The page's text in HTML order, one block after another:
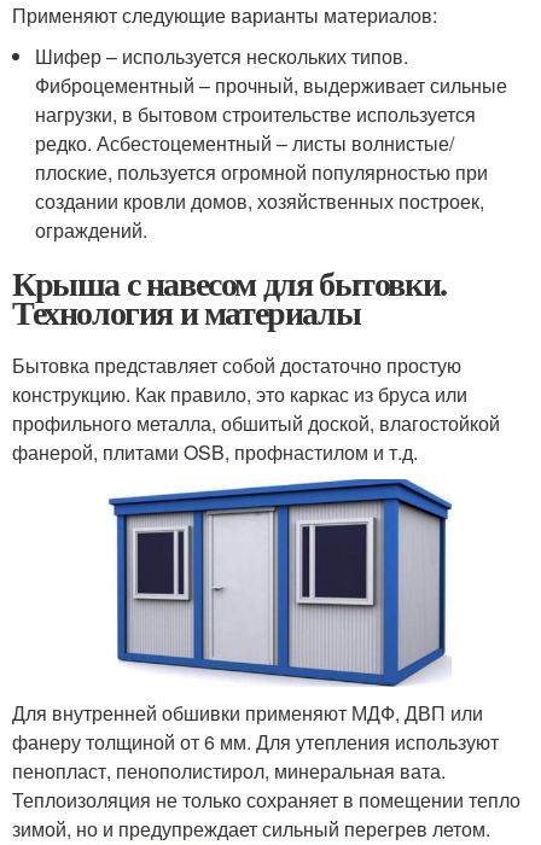
Применяют следующие варианты материалов:
Шифер – используется нескольких типов.
Фиброцементный – прочный, выдерживает сильные
нагрузки, в бытовом строительстве используется
редко. Асбестоцементный – листы волнистые/
плоские, пользуется огромной популярностью при
создании кровли домов, хозяйственных построек,
ограждений.
Крыша с навесом для бытовки.
Технология и материалы
Бытовка представляет собой достаточно простую
конструкцию. Как правило, это каркас из бруса или
профильного металла, обшитый доской, влагостойкой
фанерой, плитами OSB, профнастилом и т.д.
Для внутренней обшивки применяют МДФ, ДВП или
фанеру толщиной от 6 мм. Для утепления используют
пенопласт, пенополистирол, минеральная вата.
Теплоизоляция не только сохраняет в помещении тепло
зимой, но и предупреждает сильный перегрев летом.